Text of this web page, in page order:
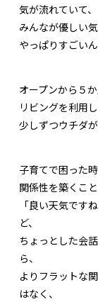
気が流れていて、
みんなが優しい
やっぱりすごい
オープンから５
リビングを利用
少しずつウチダ
子育てで困った
関係性を築くこ
「良い天気です
ど、
ちょっとした会
ら、
よりフラットな
はなく、